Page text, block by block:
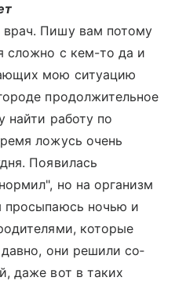
врач. Пишу вам по­тому
сложно с кем-то да и
мою ситуацию
продолжительное
найти работу по
ложусь оче­нь
Появилась
но на ор­ганизм
просыпаю­сь ночью и
которые
давно, они решили со­
даже вот в так­их